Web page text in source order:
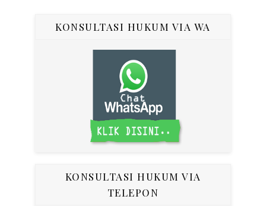
KONSULTASI HUKUM VIA WA
KONSULTASI HUKUM VIA
TELEPON